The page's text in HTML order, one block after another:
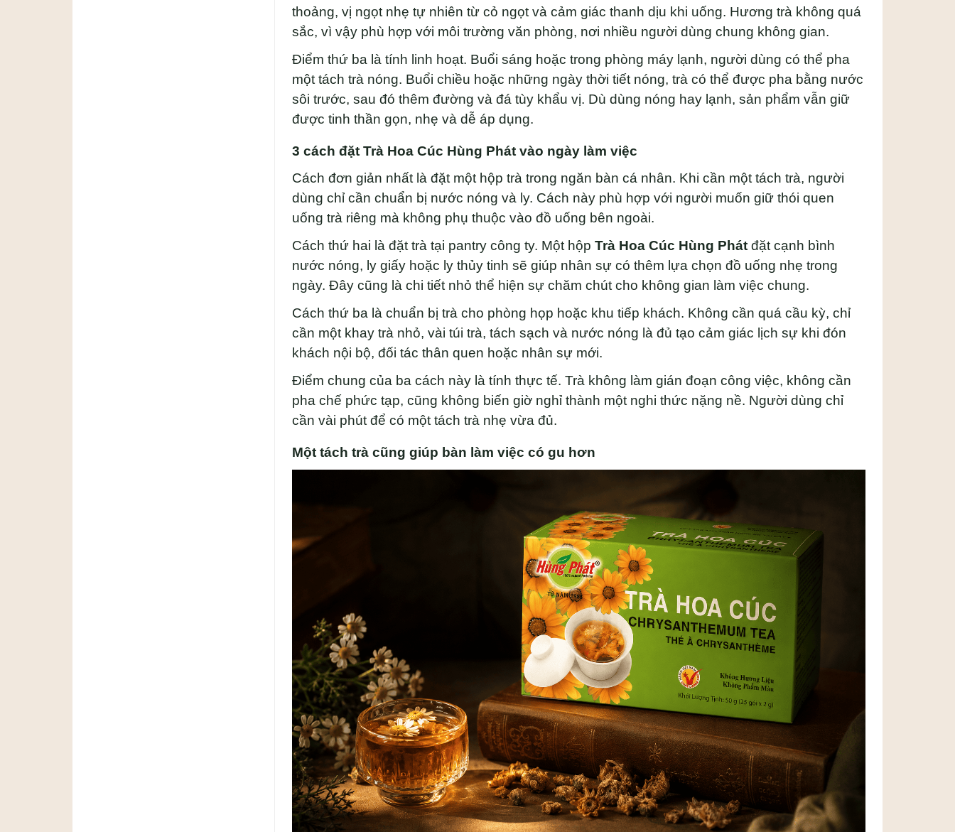
thoảng, vị ngọt nhẹ tự nhiên từ cỏ ngọt và cảm giác thanh dịu khi uống. Hương trà không quá
sắc, vì vậy phù hợp với môi trường văn phòng, nơi nhiều người dùng chung không gian.
Điểm thứ ba là tính linh hoạt. Buổi sáng hoặc trong phòng máy lạnh, người dùng có thể pha
một tách trà nóng. Buổi chiều hoặc những ngày thời tiết nóng, trà có thể được pha bằng nước
sôi trước, sau đó thêm đường và đá tùy khẩu vị. Dù dùng nóng hay lạnh, sản phẩm vẫn giữ
được tinh thần gọn, nhẹ và dễ áp dụng.
3 cách đặt Trà Hoa Cúc Hùng Phát vào ngày làm việc
Cách đơn giản nhất là đặt một hộp trà trong ngăn bàn cá nhân. Khi cần một tách trà, người
dùng chỉ cần chuẩn bị nước nóng và ly. Cách này phù hợp với người muốn giữ thói quen
uống trà riêng mà không phụ thuộc vào đồ uống bên ngoài.
Cách thứ hai là đặt trà tại pantry công ty. Một hộp Trà Hoa Cúc Hùng Phát đặt cạnh bình
nước nóng, ly giấy hoặc ly thủy tinh sẽ giúp nhân sự có thêm lựa chọn đồ uống nhẹ trong
ngày. Đây cũng là chi tiết nhỏ thể hiện sự chăm chút cho không gian làm việc chung.
Cách thứ ba là chuẩn bị trà cho phòng họp hoặc khu tiếp khách. Không cần quá cầu kỳ, chỉ
cần một khay trà nhỏ, vài túi trà, tách sạch và nước nóng là đủ tạo cảm giác lịch sự khi đón
khách nội bộ, đối tác thân quen hoặc nhân sự mới.
Điểm chung của ba cách này là tính thực tế. Trà không làm gián đoạn công việc, không cần
pha chế phức tạp, cũng không biến giờ nghỉ thành một nghi thức nặng nề. Người dùng chỉ
cần vài phút để có một tách trà nhẹ vừa đủ.
Một tách trà cũng giúp bàn làm việc có gu hơn